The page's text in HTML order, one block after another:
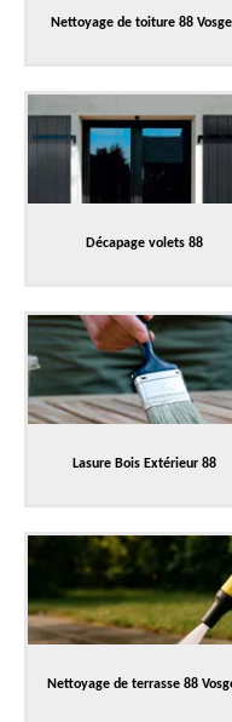
Nettoyage de toiture 88
Décapage volets 88
Lasure Bois Extérieur 88
Nettoyage de terrasse 88